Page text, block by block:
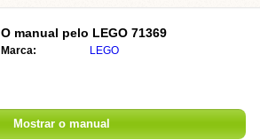
O manual pelo LEGO 71369
Marca: LEGO
Mostrar o manual